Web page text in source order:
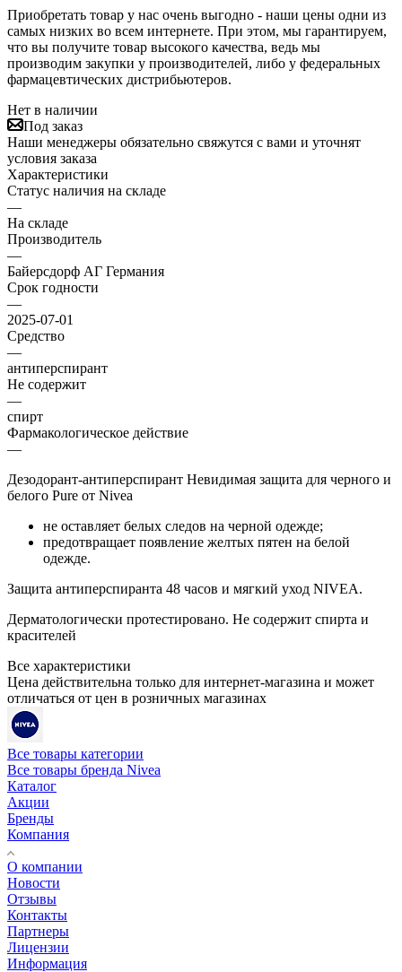
Приобретать товар у нас очень выгодно - наши цены одни из
самых низких во всем интернете. При этом, мы гарантируем,
что вы получите товар высокого качества, ведь мы
производим закупки у производителей, либо у федеральных
фармацевтических дистрибьютеров.
Нет в наличии
Под заказ
Наши менеджеры обязательно свяжутся с вами и уточнят
условия заказа
Характеристики
Статус наличия на складе
—
На складе
Производитель
—
Байерсдорф АГ Германия
Срок годности
—
2025-07-01
Средство
—
антиперспирант
Не содержит
—
спирт
Фармакологическое действие
—
Дезодорант-антиперспирант Невидимая защита для черного и
белого Pure от Nivea
не оставляет белых следов на черной одежде;
предотвращает появление желтых пятен на белой
одежде.
Защита антиперспиранта 48 часов и мягкий уход NIVEA.
Дерматологически протестировано. Не содержит спирта и
красителей
Все характеристики
Цена действительна только для интернет-магазина и может
отличаться от цен в розничных магазинах
Все товары категории
Все товары бренда Nivea
Каталог
Акции
Бренды
Компания
О компании
Новости
Отзывы
Контакты
Партнеры
Лицензии
Информация